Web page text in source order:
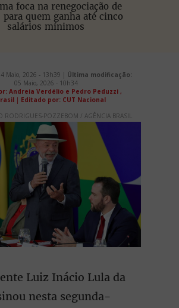
foca na renegociação de
para quem ganha até cinco
salários mínimos
Maio, 2026 - 13h39 | Última modificação:
05 Maio, 2026 - 10h34
Andreia Verdélio e Pedro Peduzzi ,
| Editado por: CUT Nacional
RODRIGUES-POZZEBOM / AGÊNCIA BRASIL
Luiz Inácio Lula da
nesta segunda-